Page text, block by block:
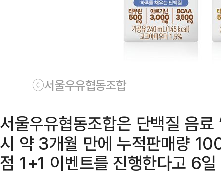
ⓒ서울우유협동조합
서울우유협동조합은 단백질 음료
시 약 3개월 만에 누적판매량
점 1+1 이벤트를 진행한다고 6일